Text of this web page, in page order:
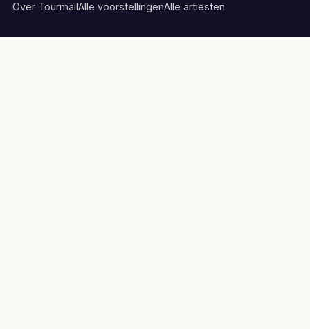
Over TourmailAlle voorstellingenAlle artiesten